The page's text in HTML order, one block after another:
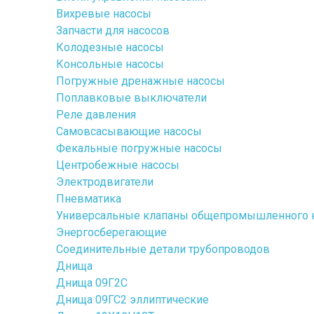
Вихревые насосы
Запчасти для насосов
Колодезные насосы
Консольные насосы
Погружные дренажные насосы
Поплавковые выключатели
Реле давления
Самовсасывающие насосы
Фекальные погружные насосы
Центробежные насосы
Электродвигатели
Пневматика
Универсальные клапаны общепромышленного
Энергосберегающие
Соединительные детали трубопроводов
Днища
Днища 09Г2С
Днища 09ГС2 эллиптические